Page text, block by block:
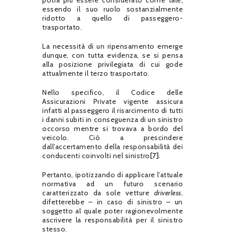
essendo il suo ruolo sostanzialmente
ridotto a quello di passeggero-
trasportato.
La necessità di un ripensamento emerge
dunque, con tutta evidenza, se si pensa
alla posizione privilegiata di cui gode
attualmente il terzo trasportato.
Nello specifico, il Codice delle
Assicurazioni Private vigente assicura
infatti al passeggero il risarcimento di tutti
i danni subiti in conseguenza di un sinistro
occorso mentre si trovava a bordo del
veicolo. Ciò a prescindere
dall’accertamento della responsabilità dei
conducenti coinvolti nel sinistro [7].
Pertanto, ipotizzando di applicare l’attuale
normativa ad un futuro scenario
caratterizzato da sole vetture driverless,
difetterebbe – in caso di sinistro – un
soggetto al quale poter ragionevolmente
ascrivere la responsabilità per il sinistro
stesso.